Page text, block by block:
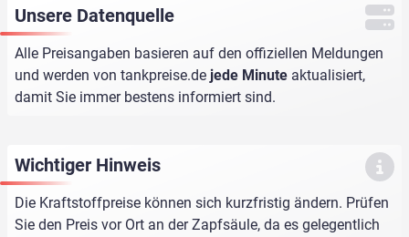
Unsere Datenquelle
Alle Preisangaben basieren auf den offiziellen Meldungen
und werden von tankpreise.de jede Minute aktualisiert,
damit Sie immer bestens informiert sind.
Wichtiger Hinweis
Die Kraftstoffpreise können sich kurzfristig ändern. Prüfen
Sie den Preis vor Ort an der Zapfsäule, da es gelegentlich